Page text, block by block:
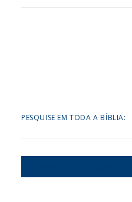
PESQUISE EM TODA A BÍBLIA:
Search